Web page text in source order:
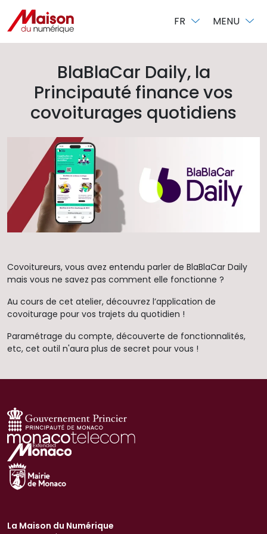
FR MENU
BlaBlaCar Daily, la
Principauté finance vos
covoiturages quotidiens
Covoitureurs, vous avez entendu parler de BlaBlaCar Daily
mais vous ne savez pas comment elle fonctionne ?
Au cours de cet atelier, découvrez l’application de
covoiturage pour vos trajets du quotidien !
Paramétrage du compte, découverte de fonctionnalités,
etc, cet outil n'aura plus de secret pour vous !
La Maison du Numérique